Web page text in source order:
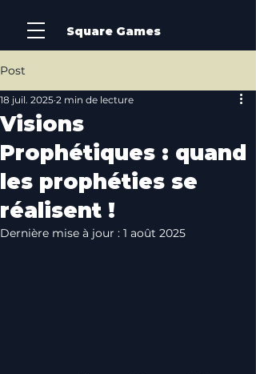
Square Games
Post
Visions
Prophétiques : quand
les prophéties se
réalisent !
18 juil. 2025 2 min de lecture
Dernière mise à jour : 1 août 2025